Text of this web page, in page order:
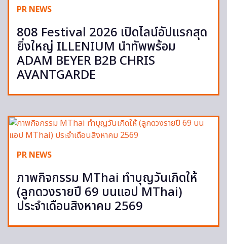
PR NEWS
808 Festival 2026 เปิดไลน์อัปแรกสุด
ยิ่งใหญ่ ILLENIUM นำทัพพร้อม
ADAM BEYER B2B CHRIS
AVANTGARDE
PR NEWS
ภาพกิจกรรม MThai ทำบุญวันเกิดให้
(ลูกดวงรายปี 69 บนแอป MThai)
ประจำเดือนสิงหาคม 2569